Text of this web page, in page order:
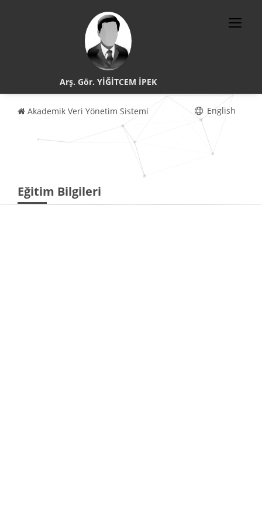
Arş. Gör. YİĞİTCEM İPEK
Akademik Veri Yönetim Sistemi English
Eğitim Bilgileri